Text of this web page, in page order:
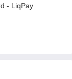
- LiqPay